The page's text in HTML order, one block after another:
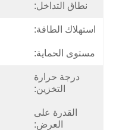
نطاق التداخل:
استهلاك الطاقة:
مستوى الحماية:
درجة حرارة
التخزين:
القدرة على
العرض: